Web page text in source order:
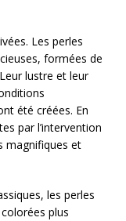
Les perles
formées de
lustre et leur
été créées. En
par l’intervention
magnifiques et
les perles
plus